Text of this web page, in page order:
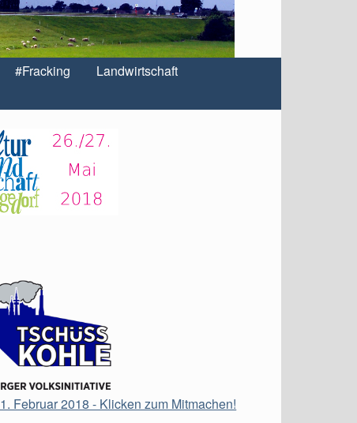
#Fracking
Landwirtschaft
Februar 2018 - Klicken zum Mitmachen!